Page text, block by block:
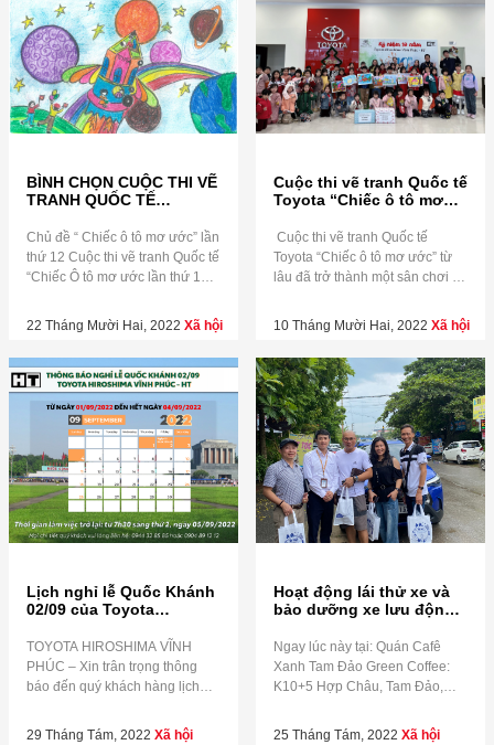
huấn, hỗ trợ người […]
BÌNH CHỌN CUỘC THI VẼ
TRANH QUỐC TẾ
Chủ đề “ Chiếc ô tô mơ ước” lần
thứ 12 Cuộc thi vẽ tranh Quốc tế
“Chiếc Ô tô mơ ước lần thứ 12”
Vĩnh Phúc – HT cảm ơn các bạn
nhỏ đã gửi bài tham dự về Đại
lý. THVP đã nhận được rất
nhiều tranh của […]
22 Tháng Mười Hai, 2022 Xã hội
Cuộc thi vẽ tranh Quốc tế
Toyota “Chiếc ô tô mơ
Cuộc thi vẽ tranh Quốc tế
Toyota “Chiếc ô tô mơ ước” từ
lâu đã trở thành một sân chơi bổ
đam mê vẽ tranh của các em
học sinh. Toyota Hiroshima Vĩnh
Phúc đã chào đón các bé ở câu
lạc bộ vẽ tranh Hà Ngọc, […]
10 Tháng Mười Hai, 2022 Xã hội
Lịch nghỉ lễ Quốc Khánh
02/09 của Toyota
TOYOTA HIROSHIMA VĨNH
PHÚC – Xin trân trọng thông
báo đến quý khách hàng lịch
TOYOTA HIROSHIMA VĨNH
29 Tháng Tám, 2022 Xã hội
Hoạt động lái thử xe và
bảo dưỡng xe lưu động
Đảo, Vĩnh Phúc
Ngay lúc này tại: Quán Cafê
Xanh Tam Đảo Green Coffee:
K10+5 Hợp Châu, Tam Đảo,
Vĩnh Phúc – HT tổ chức hoạt
25 Tháng Tám, 2022 Xã hội